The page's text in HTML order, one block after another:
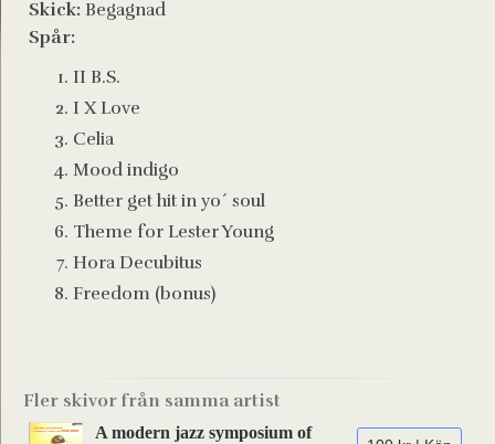
Skick: Begagnad
Spår:
II B.S.
I X Love
Celia
Mood indigo
Better get hit in yo´ soul
Theme for Lester Young
Hora Decubitus
Freedom (bonus)
Fler skivor från samma artist
A modern jazz symposium of